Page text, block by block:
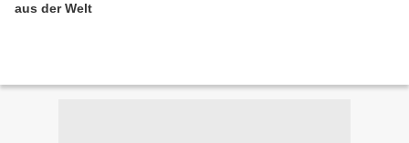
aus der Welt